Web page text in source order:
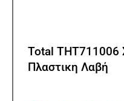
Total THT711006
Πλαστικη Λαβή